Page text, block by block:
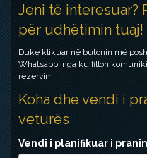
Jeni të interesuar?
për udhëtimin tuaj!
Duke klikuar në butonin më
Whatsapp, nga ku fillon
rezervim!
Koha dhe vendi i
veturës
Vendi i planifikuar i